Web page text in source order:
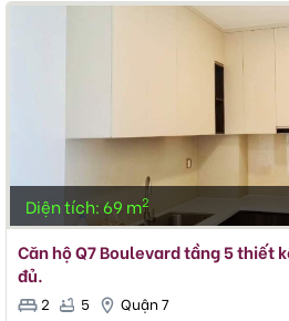
Diện tích: 69 m2
Căn hộ Q7 Boulevard tầng 5 thiết
đủ.
2 5 Quận 7